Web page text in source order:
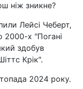
ніж зникне?
Лейсі Чеберт,
2000-х "Погані
здобув
Крік".
2024 року.